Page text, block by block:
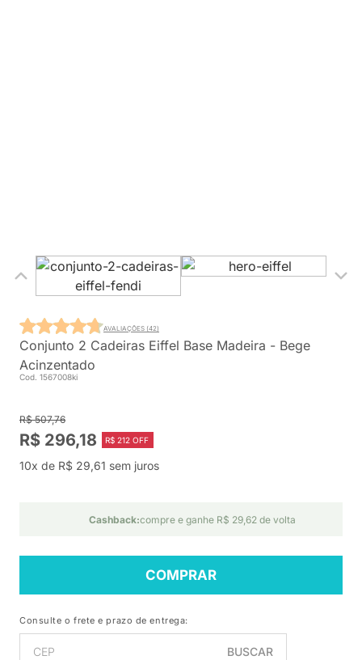
Conjunto 2 Cadeiras Eiffel Base Madeira - Bege
Acinzentado
Cod. 1567008ki
AVALIAÇÕES (42)
R$ 507,76
R$ 296,18 R$ 212 OFF
10x de R$ 29,61 sem juros
Cashback:compre e ganhe R$ 29,62 de volta
COMPRAR
Consulte o frete e prazo de entrega:
BUSCAR